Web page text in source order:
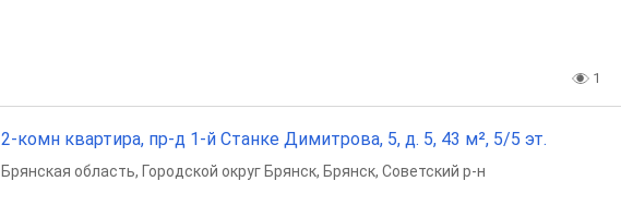
1
2-комн квартира, пр-д 1-й Станке Димитрова, 5, д. 5, 43 м², 5/5 эт.
Брянская область, Городской округ Брянск, Брянск, Советский р-н